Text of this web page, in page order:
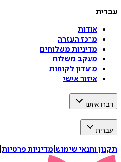
עברית
אודות
מרכז העזרה
מדיניות משלוחים
מעקב משלוח
מועדון לקוחות
איזור אישי
דברו איתנו
עברית
תקנון ותנאי שימוש מדיניות פרטיות